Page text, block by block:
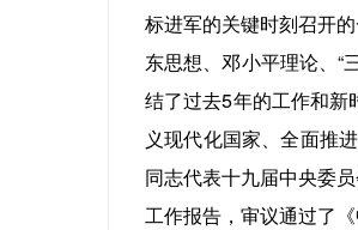
标进军的关键时刻召开
东思想、邓小平理论、“
结了过去5年的工作和新
义现代化国家、全面推
同志代表十九届中央委
工作报告，审议通过了